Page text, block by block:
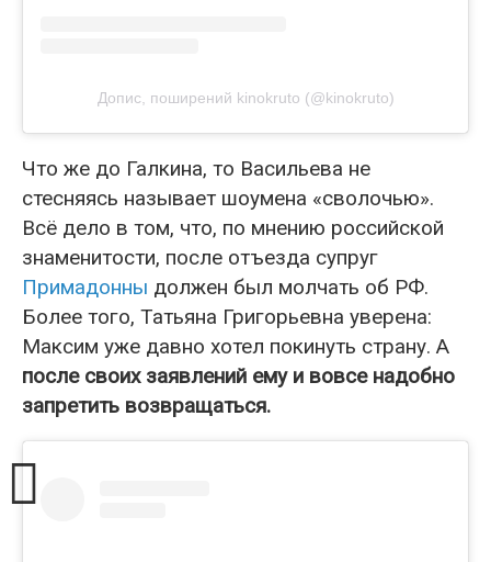
Допис, поширений kinokruto (@kinokruto)
Что же до Галкина, то Васильева не
стесняясь называет шоумена «сволочью».
Всё дело в том, что, по мнению российской
знаменитости, после отъезда супруг
Примадонны должен был молчать об РФ.
Более того, Татьяна Григорьевна уверена:
Максим уже давно хотел покинуть страну. А
после своих заявлений ему и вовсе надобно
запретить возвращаться.